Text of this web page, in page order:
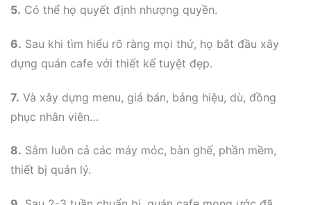
5. Có thể họ quyết định nhượng quyền.
6. Sau khi tìm hiểu rõ ràng mọi thứ, họ bắt đầu xây
dựng quán cafe với thiết kế tuyệt đẹp.
7. Và xây dựng menu, giá bán, bảng hiệu, dù, đồng
phục nhân viên…
8. Sắm luôn cả các máy móc, bàn ghế, phần mềm,
thiết bị quản lý.